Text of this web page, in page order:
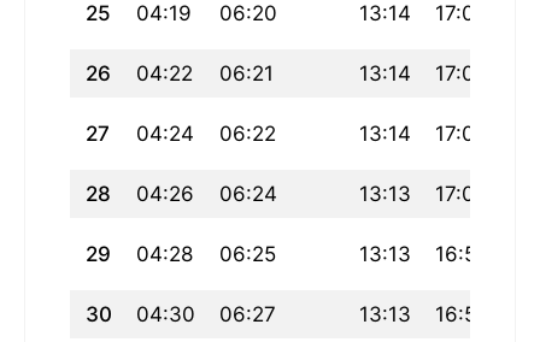
25 04:19 06:20 13:14 17:03
26 04:22 06:21 13:14 17:02
27 04:24 06:22 13:14 17:01
28 04:26 06:24 13:13 17:00
29 04:28 06:25 13:13 16:59
30 04:30 06:27 13:13 16:57